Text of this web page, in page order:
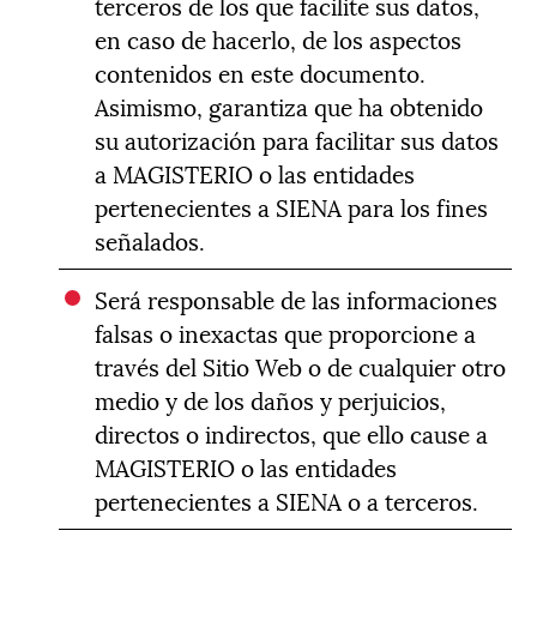
en caso de hacerlo, de los aspectos
contenidos en este documento.
Asimismo, garantiza que ha obtenido
su autorización para facilitar sus datos
a MAGISTERIO o las entidades
pertenecientes a SIENA para los fines
señalados.
Será responsable de las informaciones
falsas o inexactas que proporcione a
través del Sitio Web o de cualquier otro
medio y de los daños y perjuicios,
directos o indirectos, que ello cause a
MAGISTERIO o las entidades
pertenecientes a SIENA o a terceros.